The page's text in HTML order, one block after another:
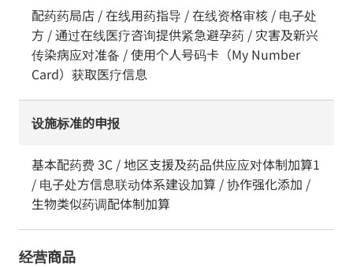
配药药局店 / 在线用药指导 / 在线资格审核 / 电子处
方 / 通过在线医疗咨询提供紧急避孕药 / 灾害及新兴
传染病应对准备 / 使用个人号码卡（My Number
Card）获取医疗信息
设施标准的申报
基本配药费 3C / 地区支援及药品供应应对体制加算1
/ 电子处方信息联动体系建设加算 / 协作强化添加 /
生物类似药调配体制加算
经营商品